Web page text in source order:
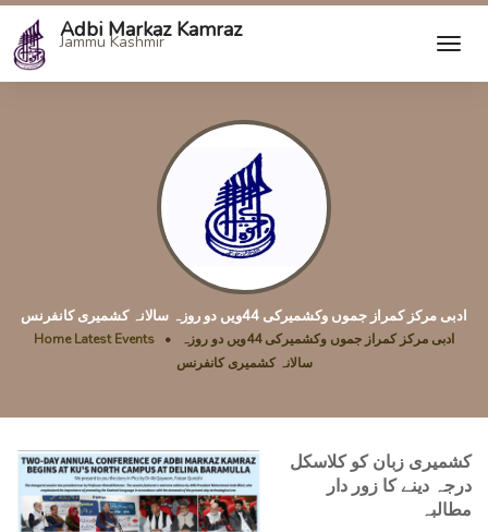
Adbi Markaz Kamraz
Jammu Kashmir
ادبی مرکز کمراز جموں وکشمیرکی 44ویں دو روزہ سالانہ کشمیری کانفرنس
Home Latest Events •
ادبی مرکز کمراز جموں وکشمیرکی 44ویں دو روزہ
سالانہ کشمیری کانفرنس
کشمیری زبان کو کلاسکل
درجہ دینے کا زور دار
مطالبہ